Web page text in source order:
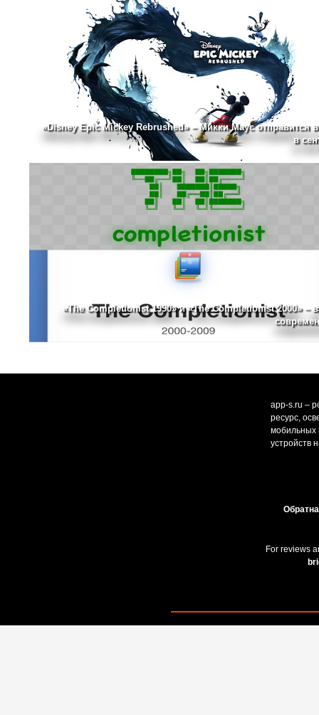
«Disney Epic Mickey Rebrushed» – Микки Маус отправится
в
«The Completionist 1990» и «The Completionist 2000» –
app-s.ru –
ресурс,
мобильных
устройств
For reviews